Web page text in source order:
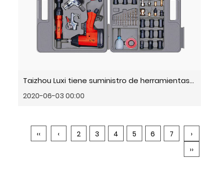
Taizhou Luxi tiene suministro de herramientas neumáticas de alta calidad
2020-06-03 00:00
‹‹ ‹ 2 3 4 5 6 7
›
››